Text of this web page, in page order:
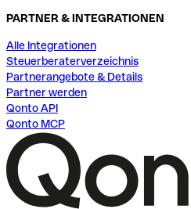
PARTNER & INTEGRATIONEN
Alle Integrationen
Steuerberaterverzeichnis
Partnerangebote & Details
Partner werden
Qonto API
Qonto MCP